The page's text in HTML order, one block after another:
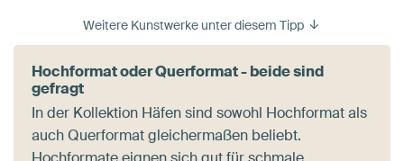
Weitere Kunstwerke unter diesem Tipp
Hochformat oder Querformat - beide sind
gefragt
In der Kollektion Häfen sind sowohl Hochformat als
auch Querformat gleichermaßen beliebt.